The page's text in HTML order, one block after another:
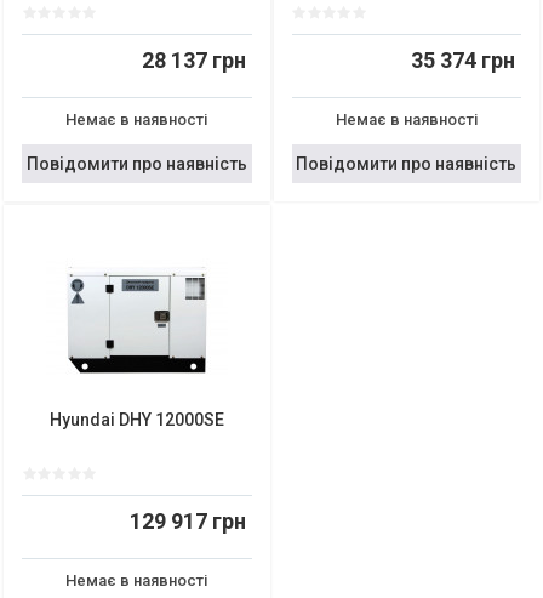
28 137 грн
Немає в наявності
Повідомити про наявність
35 374 грн
Немає в наявності
Повідомити про наявність
Hyundai DHY 12000SE
129 917 грн
Немає в наявності